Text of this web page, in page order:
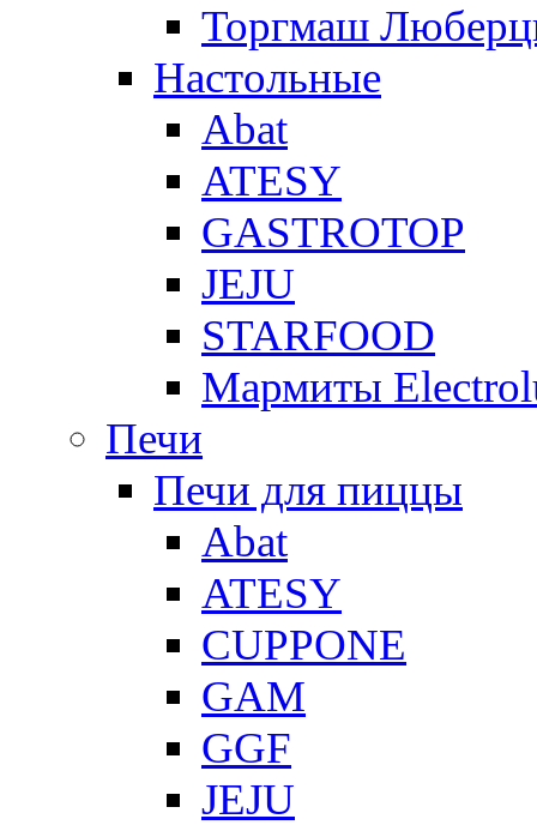
Торгмаш
Настольные
Abat
ATESY
GASTROTOP
JEJU
STARFOOD
Мармиты
Печи
Печи для пиццы
Abat
ATESY
CUPPONE
GAM
GGF
JEJU